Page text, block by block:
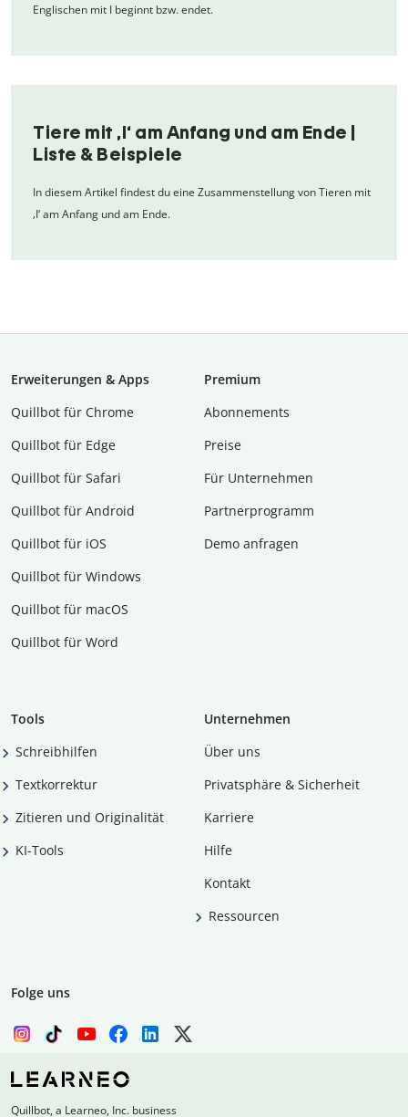
Englischen mit I beginnt bzw. endet.
Tiere mit ‚I‘ am Anfang und am Ende |
Liste & Beispiele
In diesem Artikel findest du eine Zusammenstellung von Tieren mit
‚I‘ am Anfang und am Ende.
Erweiterungen & Apps
Quillbot für Chrome
Quillbot für Edge
Quillbot für Safari
Quillbot für Android
Quillbot für iOS
Quillbot für Windows
Quillbot für macOS
Quillbot für Word
Premium
Abon­ne­ments
Preise
Für Unternehmen
Partnerprogramm
Demo anfragen
Tools
Schreibhilfen
Textkorrektur
Zitieren und Originalität
KI-Tools
Unternehmen
Über uns
Privatsphäre & Sicherheit
Karriere
Hilfe
Kontakt
Ressourcen
Folge uns
Quillbot, a Learneo, Inc. business